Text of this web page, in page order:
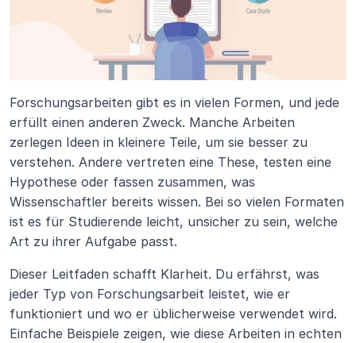
Forschungsarbeiten gibt es in vielen Formen, und jede
erfüllt einen anderen Zweck. Manche Arbeiten
zerlegen Ideen in kleinere Teile, um sie besser zu
verstehen. Andere vertreten eine These, testen eine
Hypothese oder fassen zusammen, was
Wissenschaftler bereits wissen. Bei so vielen Formaten
ist es für Studierende leicht, unsicher zu sein, welche
Art zu ihrer Aufgabe passt.
Dieser Leitfaden schafft Klarheit. Du erfährst, was
jeder Typ von Forschungsarbeit leistet, wie er
funktioniert und wo er üblicherweise verwendet wird.
Einfache Beispiele zeigen, wie diese Arbeiten in echten